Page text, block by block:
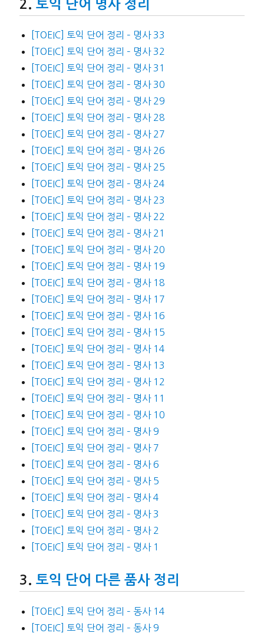
토익 단어 명사 정리
[TOEIC] 토익 단어 정리 – 명사 33
[TOEIC] 토익 단어 정리 – 명사 32
[TOEIC] 토익 단어 정리 – 명사 31
[TOEIC] 토익 단어 정리 – 명사 30
[TOEIC] 토익 단어 정리 – 명사 29
[TOEIC] 토익 단어 정리 – 명사 28
[TOEIC] 토익 단어 정리 – 명사 27
[TOEIC] 토익 단어 정리 – 명사 26
[TOEIC] 토익 단어 정리 – 명사 25
[TOEIC] 토익 단어 정리 – 명사 24
[TOEIC] 토익 단어 정리 – 명사 23
[TOEIC] 토익 단어 정리 – 명사 22
[TOEIC] 토익 단어 정리 – 명사 21
[TOEIC] 토익 단어 정리 – 명사 20
[TOEIC] 토익 단어 정리 – 명사 19
[TOEIC] 토익 단어 정리 – 명사 18
[TOEIC] 토익 단어 정리 – 명사 17
[TOEIC] 토익 단어 정리 – 명사 16
[TOEIC] 토익 단어 정리 – 명사 15
[TOEIC] 토익 단어 정리 – 명사 14
[TOEIC] 토익 단어 정리 – 명사 13
[TOEIC] 토익 단어 정리 – 명사 12
[TOEIC] 토익 단어 정리 – 명사 11
[TOEIC] 토익 단어 정리 – 명사 10
[TOEIC] 토익 단어 정리 – 명사 9
[TOEIC] 토익 단어 정리 – 명사 7
[TOEIC] 토익 단어 정리 – 명사 6
[TOEIC] 토익 단어 정리 – 명사 5
[TOEIC] 토익 단어 정리 – 명사 4
[TOEIC] 토익 단어 정리 – 명사 3
[TOEIC] 토익 단어 정리 – 명사 2
[TOEIC] 토익 단어 정리 – 명사 1
토익 단어 다른 품사 정리
[TOEIC] 토익 단어 정리 – 동사 14
[TOEIC] 토익 단어 정리 – 동사 9